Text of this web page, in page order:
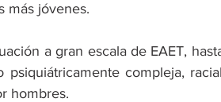
más jóvenes.
a gran escala de EAET,
compleja,
hombres.